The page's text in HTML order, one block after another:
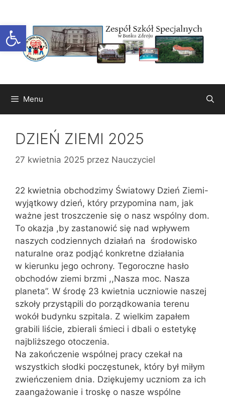
Otwórz pasek narzędzi
treści
Menu
DZIEŃ ZIEMI 2025
27 kwietnia 2025 przez Nauczyciel
22 kwietnia obchodzimy Światowy Dzień Ziemi-
wyjątkowy dzień, który przypomina nam, jak
ważne jest troszczenie się o nasz wspólny dom.
To okazja ,by zastanowić się nad wpływem
naszych codziennych działań na środowisko
naturalne oraz podjąć konkretne działania
w kierunku jego ochrony. Tegoroczne hasło
obchodów ziemi brzmi ,,Nasza moc. Nasza
planeta”. W środę 23 kwietnia uczniowie naszej
szkoły przystąpili do porządkowania terenu
wokół budynku szpitala. Z wielkim zapałem
grabili liście, zbierali śmieci i dbali o estetykę
najbliższego otoczenia.
Na zakończenie wspólnej pracy czekał na
wszystkich słodki poczęstunek, który był miłym
zwieńczeniem dnia. Dziękujemy uczniom za ich
zaangażowanie i troskę o nasze wspólne